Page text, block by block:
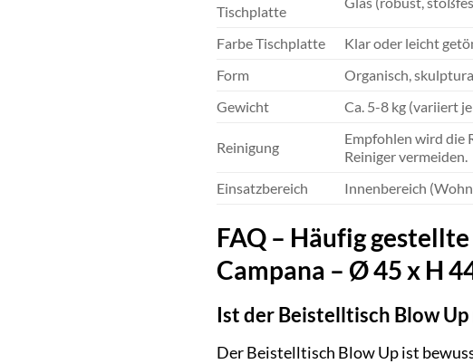
Tischplatte
Farbe Tischplatte
Klar oder leicht
Form
Organisch,
Gewicht
Ca. 5-8 kg (variiert
Reinigung
Empfohlen wird die
Reiniger vermeiden.
Einsatzbereich
Innenbereich
FAQ – Häufig
Campana – Ø 45 x H
Ist der Beistelltisch Blow
Der Beistelltisch Blow Up ist